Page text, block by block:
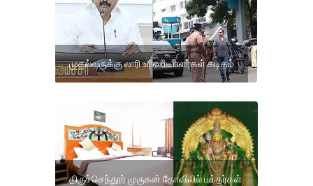
முதல்வருக்கு லாரி உரிமையாளர்கள் கடிதம்
திருச்செந்தூர் முருகன் கோவிலில் பக்தர்கள்